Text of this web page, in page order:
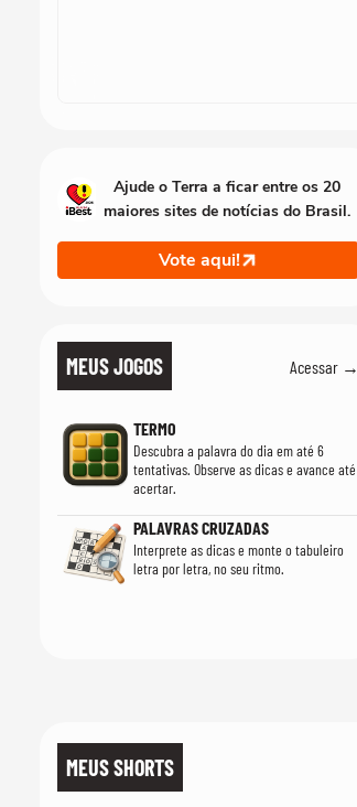
MEUS JOGOS Acessar →
TERMO
Descubra a palavra do dia em até 6
tentativas. Observe as dicas e avance até
acertar.
PALAVRAS CRUZADAS
Interprete as dicas e monte o tabuleiro
letra por letra, no seu ritmo.
MEUS SHORTS
Ajude o Terra a ficar entre os 20
maiores sites de notícias do Brasil.
Vote aqui!